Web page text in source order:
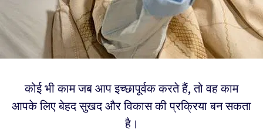
कोई भी काम जब आप इच्छापूर्वक करते हैं, तो वह काम
आपके लिए बेहद सुखद और विकास की प्रक्रिया बन सकता
है।